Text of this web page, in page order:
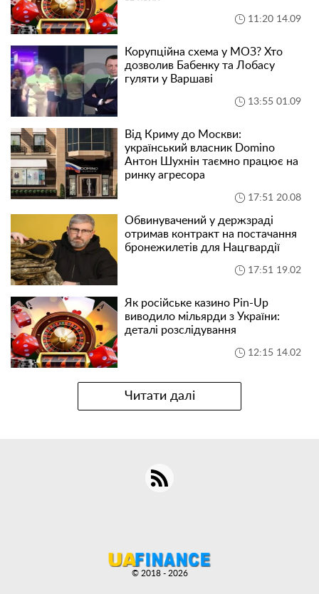
11:20 14.09
Корупційна схема у МОЗ? Хто
дозволив Бабенку та Лобасу
гуляти у Варшаві
13:55 01.09
Від Криму до Москви:
український власник Domino
Антон Шухнін таємно працює на
ринку агресора
17:51 20.08
Обвинувачений у держзраді
отримав контракт на постачання
бронежилетів для Нацгвардії
17:51 19.02
Як російське казино Pin-Up
виводило мільярди з України:
деталі розслідування
12:15 14.02
Читати далі
© 2018 - 2026